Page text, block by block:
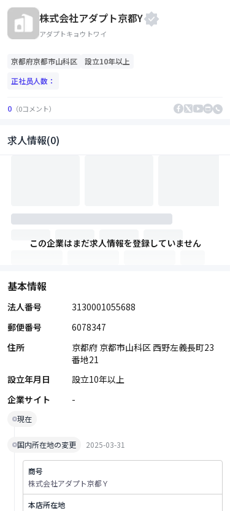
株式会社アダプト京都Y
アダプトキョウトワイ
京都府京都市山科区
設立10年以上
正社员人数：
0 （0コメント）
求人情報(0)
この企業はまだ求人情報を登録していません
基本情報
法人番号
3130001055688
郵便番号
6078347
住所
京都府 京都市山科区 西野左義長町23
番地21
設立年月日
設立10年以上
企業サイト
-
現在
国内所在地の変更 2025-03-31
商号
株式会社アダプト京都Ｙ
本店所在地